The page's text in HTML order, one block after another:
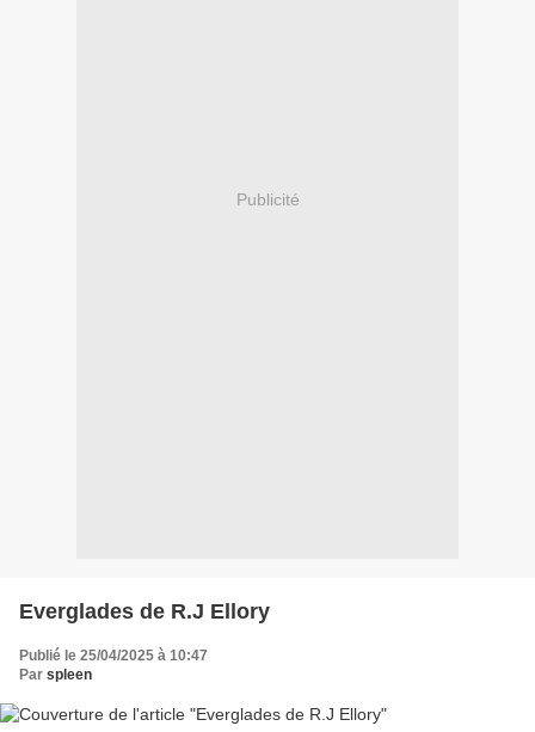
Publicité
Everglades de R.J Ellory
Publié le 25/04/2025 à 10:47
Par spleen